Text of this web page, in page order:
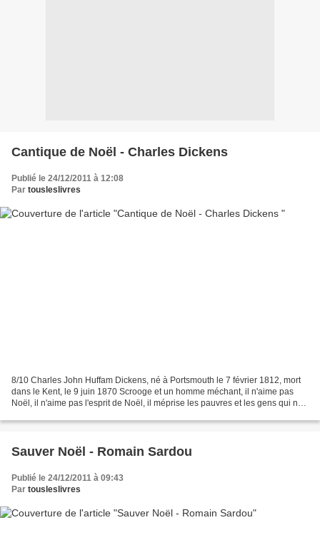
Cantique de Noël - Charles Dickens
Publié le 24/12/2011 à 12:08
Par tousleslivres
8/10 Charles John Huffam Dickens, né à Portsmouth le 7 février 1812, mort
dans le Kent, le 9 juin 1870 Scrooge et un homme méchant, il n'aime pas
Noël, il n'aime pas l'esprit de Noël, il méprise les pauvres et les gens qui ne
Sauver Noël - Romain Sardou
Publié le 24/12/2011 à 09:43
Par tousleslivres